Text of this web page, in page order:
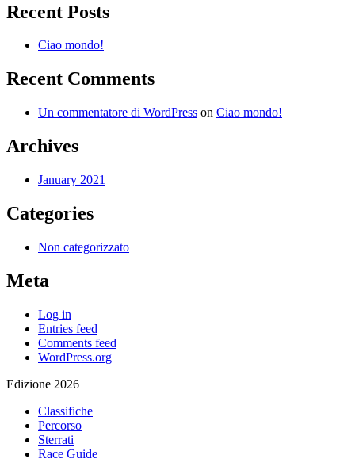
Recent Posts
Ciao mondo!
Recent Comments
Un commentatore di WordPress on Ciao mondo!
Archives
January 2021
Categories
Non categorizzato
Meta
Log in
Entries feed
Comments feed
WordPress.org
Edizione 2026
Classifiche
Percorso
Sterrati
Race Guide